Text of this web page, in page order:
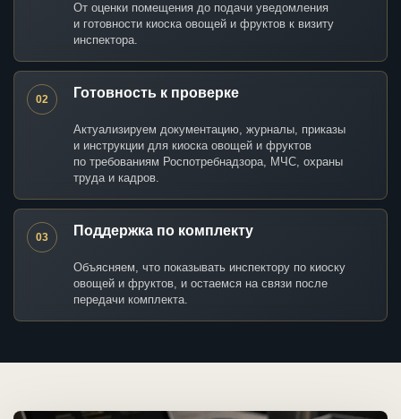
От оценки помещения до подачи уведомления
и готовности киоска овощей и фруктов к визиту
инспектора.
02 Готовность к проверке
Актуализируем документацию, журналы, приказы
и инструкции для киоска овощей и фруктов
по требованиям Роспотребнадзора, МЧС, охраны
труда и кадров.
03 Поддержка по комплекту
Объясняем, что показывать инспектору по киоску
овощей и фруктов, и остаемся на связи после
передачи комплекта.